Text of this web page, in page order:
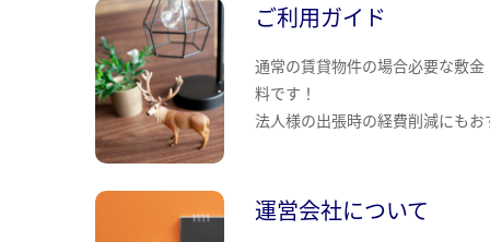
ご利用ガイド
通常の賃貸物件の場合必要な敷
料です！
法人様の出張時の経費削減にもお
運営会社について